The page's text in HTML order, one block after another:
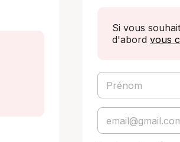
Si vous
d'abord vous